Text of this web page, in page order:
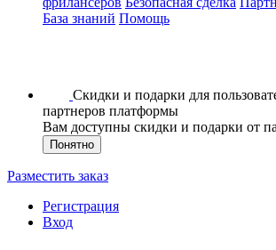
База знаний Помощь
Скидки и подарки для
партнеров платформы
Вам доступны скидки и подарки от
Понятно
Разместить заказ
Регистрация
Вход